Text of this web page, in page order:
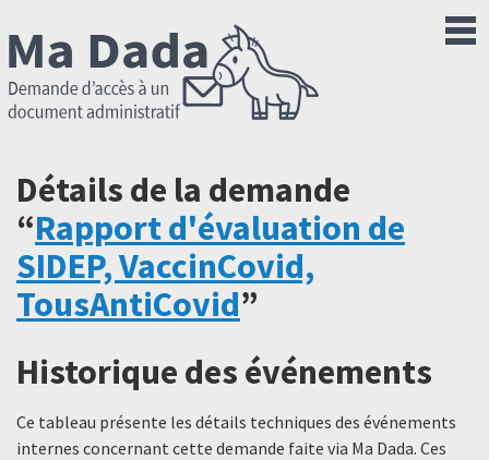
Détails de la demande
“Rapport d'évaluation de
SIDEP, VaccinCovid,
TousAntiCovid”
Historique des événements
Ce tableau présente les détails techniques des événements
internes concernant cette demande faite via Ma Dada. Ces